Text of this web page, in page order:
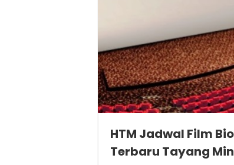
HTM Jadwal Film
Terbaru Tayang